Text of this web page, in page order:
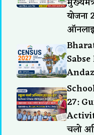
योजना
27:
चलो